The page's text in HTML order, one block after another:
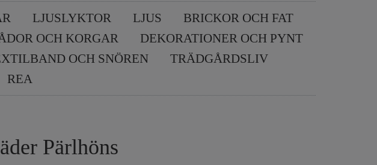
LJUSLYKTOR LJUS
BRICKOR OCH FAT
OCH KORGAR
DEKORATIONER OCH PYNT
OCH SNÖREN
TRÄDGÅRDSLIV
REA
Pärlhöns